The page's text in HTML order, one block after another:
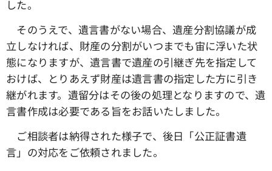
した。
そのうえで、遺言書がない場合、遺産分割協議が成
立しなければ、財産の分割がいつまでも宙に浮いた状
態になりますが、遺言書で遺産の引継ぎ先を指定して
おけば、とりあえず財産は遺言書の指定した方に引き
継がれます。遺留分はその後の処理となりますので、遺
言書作成は必要である旨をお話いたしました。
ご相談者は納得された様子で、後日「公正証書遺
言」の対応をご依頼されました。